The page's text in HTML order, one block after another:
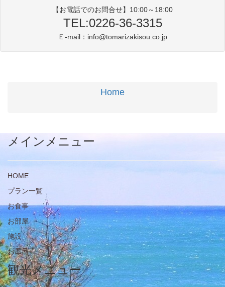
【お電話でのお問合せ】10:00～18:00
TEL:0226-36-3315
Ｅ-mail：info@tomarizakisou.co.jp
Home
メインメニュー
HOME
プラン一覧
お食事
お部屋
施設
お風呂
観光メニュー